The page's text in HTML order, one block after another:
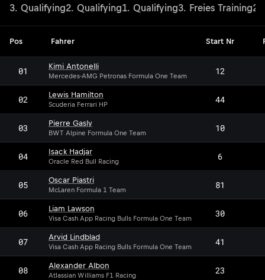
3. Qualifying2. Qualifying1. Qualifying3. Freies Training2.
Pos Fahrer Start Nr
01 Kimi Antonelli
Mercedes-AMG Petronas Formula One Team 12
02 Lewis Hamilton
Scuderia Ferrari HP 44
03 Pierre Gasly
BWT Alpine Formula One Team 10
04 Isack Hadjar
Oracle Red Bull Racing 6
05 Oscar Piastri
McLaren Formula 1 Team 81
06 Liam Lawson
Visa Cash App Racing Bulls Formula One Team 30
07 Arvid Lindblad
Visa Cash App Racing Bulls Formula One Team 41
08 Alexander Albon
Atlassian Williams F1 Racing 23